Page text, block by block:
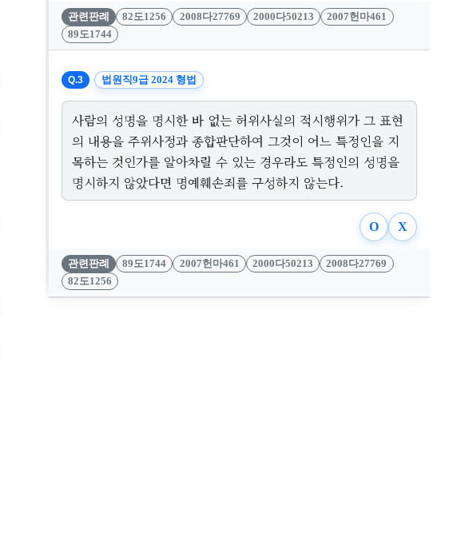
관련판례 82도1256 2008다27769 2000다50213
2007헌마461
89도1744
Q.3 법원직9급 2024 형법
사람의 성명을 명시한 바 없는 허위사실의 적시행위가 그 표현
의 내용을 주위사정과 종합판단하여 그것이 어느 특정인을 지
목하는 것인가를 알아차릴 수 있는 경우라도 특정인의 성명을
명시하지 않았다면 명예훼손죄를 구성하지 않는다.
O X
관련판례 89도1744 2007헌마461 2000다50213
2008다27769
82도1256